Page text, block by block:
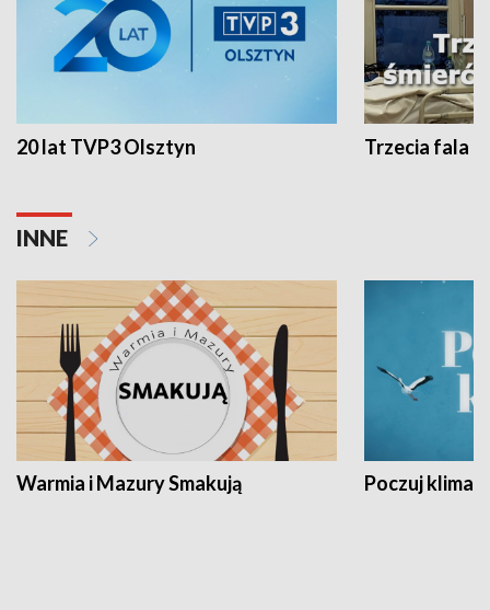
20 lat TVP3 Olsztyn Trzecia fala -
INNE
Warmia i Mazury Smakują Poczuj klimat